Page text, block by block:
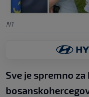
N1
Sve je spremno